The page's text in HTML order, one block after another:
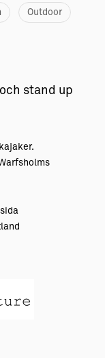
Outdoor
stand up